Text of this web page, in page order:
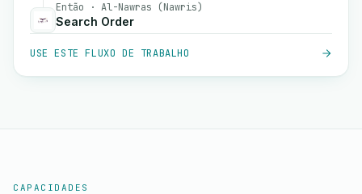
Então · Al-Nawras (Nawris)
Search Order
USE ESTE FLUXO DE TRABALHO
CAPACIDADES